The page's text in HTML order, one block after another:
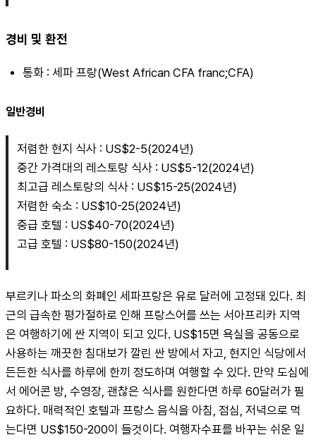
경비 및 환전
통화 : 세파 프랑(West African CFA franc;CFA)
일반경비
저렴한 현지 식사 : US$2-5(2024년)
중간 가격대의 레스토랑 식사 : US$5-12(2024년)
최고급 레스토랑의 식사 : US$15-25(2024년)
저렴한 숙소 : US$10-25(2024년)
중급 호텔 : US$40-70(2024년)
고급 호텔 : US$80-150(2024년)
부르키나 파소의 화폐인 세파프랑은 유로 달러에 고정돼 있다. 최
근의 급속한 평가절하로 인해 프랑스어를 쓰는 서아프리카 지역
은 여행하기에 싼 지역이 되고 있다. US$15면 욕실을 공동으로
사용하는 깨끗한 침대보가 깔린 싼 방에서 자고, 현지인 식당에서
든든한 식사를 하루에 한끼 정도하며 여행할 수 있다. 만약 도심에
서 에어콘 방, 수영장, 괜찮은 식사를 원한다면 하루 60달러가 필
요하다. 매력적인 호텔과 프랑스 음식을 아침, 점심, 저녁으로 먹
는다면 US$150-200이 들것이다. 여행자수표를 바꾸는 쉬운 일